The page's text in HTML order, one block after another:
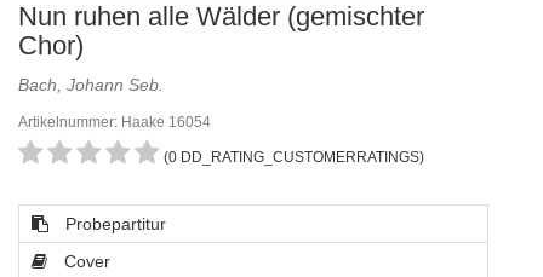
Nun ruhen alle Wälder (gemischter
Chor)
Bach, Johann Seb.
Artikelnummer: Haake 16054
(0 DD_RATING_CUSTOMERRATINGS)
Probepartitur
Cover